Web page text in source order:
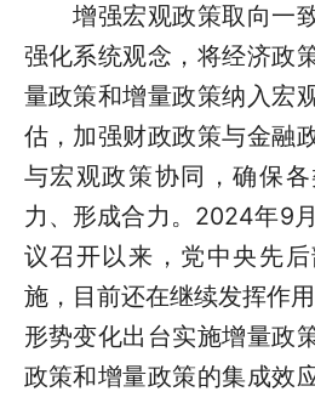
增强宏观政策取向一
强化系统观念，将经济政
量政策和增量政策纳入宏
估，加强财政政策与金融
与宏观政策协同，确保
力、形成合力。2024年9
议召开以来，党中央先
施，目前还在继续发挥作
形势变化出台实施增量政
政策和增量政策的集成效